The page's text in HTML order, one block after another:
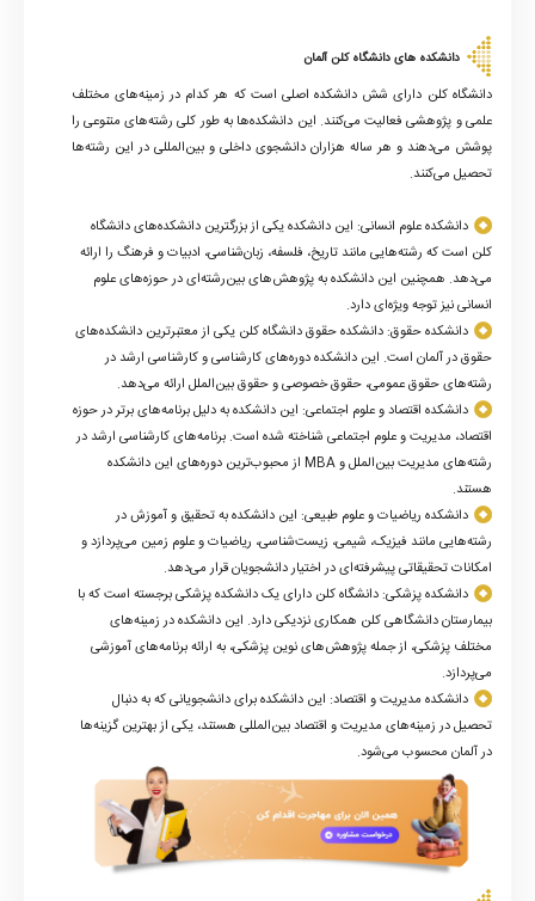
دانشکده های دانشگاه کلن آلمان
دانشگاه کلن دارای شش دانشکده اصلی است که هر کدام در زمینه‌های مختلف
علمی و پژوهشی فعالیت می‌کنند. این دانشکده‌ها به طور کلی رشته‌های متنوعی را
پوشش می‌دهند و هر ساله هزاران دانشجوی داخلی و بین‌المللی در این رشته‌ها
تحصیل می‌کنند.
دانشکده علوم انسانی: این دانشکده یکی از بزرگترین دانشکده‌های دانشگاه
کلن است که رشته‌هایی مانند تاریخ، فلسفه، زبان‌شناسی، ادبیات و فرهنگ را ارائه
می‌دهد. همچنین این دانشکده به پژوهش‌های بین‌رشته‌ای در حوزه‌های علوم
انسانی نیز توجه ویژه‌ای دارد.
دانشکده حقوق: دانشکده حقوق دانشگاه کلن یکی از معتبرترین دانشکده‌های
حقوق در آلمان است. این دانشکده دوره‌های کارشناسی و کارشناسی ارشد در
رشته‌های حقوق عمومی، حقوق خصوصی و حقوق بین‌الملل ارائه می‌دهد.
دانشکده اقتصاد و علوم اجتماعی: این دانشکده به دلیل برنامه‌های برتر در حوزه
اقتصاد، مدیریت و علوم اجتماعی شناخته شده است. برنامه‌های کارشناسی ارشد در
رشته‌های مدیریت بین‌الملل وMBA از محبوب‌ترین دوره‌های این دانشکده
هستند.
دانشکده ریاضیات و علوم طبیعی: این دانشکده به تحقیق و آموزش در
رشته‌هایی مانند فیزیک، شیمی، زیست‌شناسی، ریاضیات و علوم زمین می‌پردازد و
امکانات تحقیقاتی پیشرفته‌ای در اختیار دانشجویان قرار می‌دهد.
دانشکده پزشکی: دانشگاه کلن دارای یک دانشکده پزشکی برجسته است که با
بیمارستان دانشگاهی کلن همکاری نزدیکی دارد. این دانشکده در زمینه‌های
مختلف پزشکی، از جمله پژوهش‌های نوین پزشکی، به ارائه برنامه‌های آموزشی
می‌پردازد.
دانشکده مدیریت و اقتصاد: این دانشکده برای دانشجویانی که به دنبال
تحصیل در زمینه‌های مدیریت و اقتصاد بین‌المللی هستند، یکی از بهترین گزینه‌ها
در آلمان محسوب می‌شود.